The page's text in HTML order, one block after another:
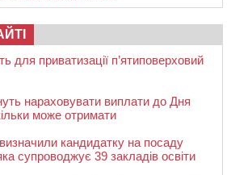
для приватизації п’ятиповерховий
нараховувати виплати до Дня
може отримати
кандидатку на посаду
супроводжує 39 закладів освіти